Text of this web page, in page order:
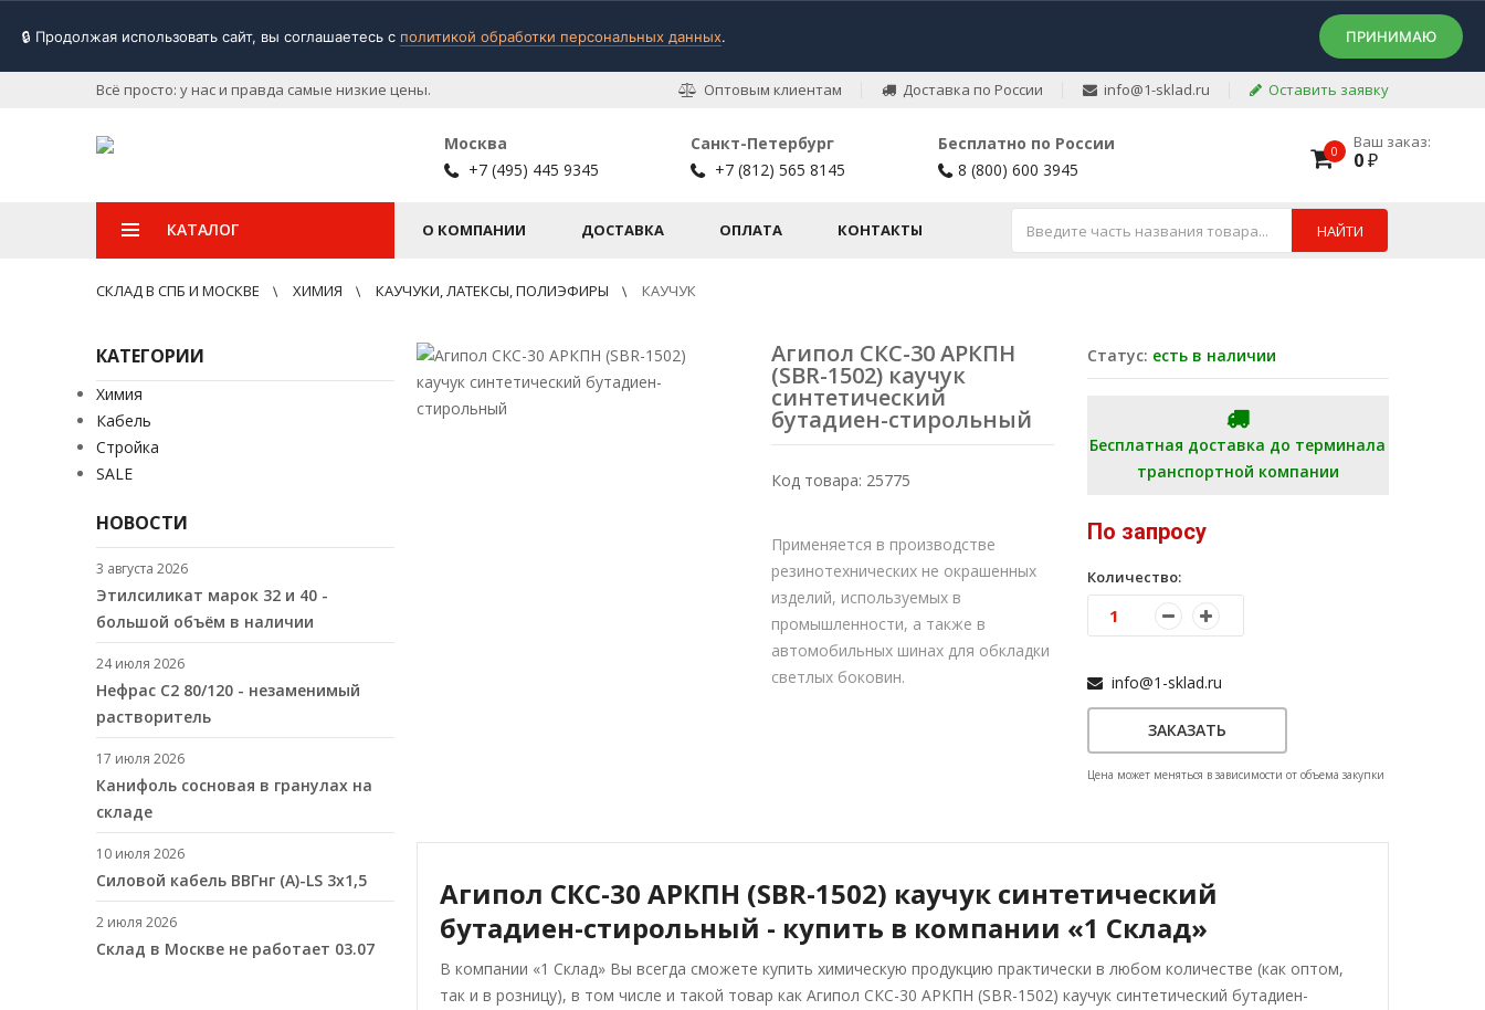
🔒 Продолжая использовать сайт, вы соглашаетесь с политикой обработки персональных данных. ПРИНИМАЮ
Всё просто: у нас и правда самые низкие цены. Оптовым клиентам Доставка по России info@1-sklad.ru Оставить заявку
Москва
+7 (495) 445 9345
Санкт-Петербург
+7 (812) 565 8145
Бесплатно по России
8 (800) 600 3945
0 Ваш заказ:
0₽
КАТАЛОГ О КОМПАНИИ ДОСТАВКА ОПЛАТА КОНТАКТЫ НАЙТИ
СКЛАД В СПБ И МОСКВЕ ХИМИЯ КАУЧУКИ, ЛАТЕКСЫ, ПОЛИЭФИРЫ КАУЧУК
Агипол СКС-30 АРКПН
(SBR-1502) каучук
синтетический
бутадиен-стирольный
Код товара: 25775
Применяется в производстве
резинотехнических не окрашенных
изделий, используемых в
промышленности, а также в
автомобильных шинах для обкладки
светлых боковин.
Статус: есть в наличии
Бесплатная доставка до терминала
транспортной компании
По запросу
Количество:
info@1-sklad.ru
ЗАКАЗАТЬ
Цена может меняться в зависимости от объема закупки
Агипол СКС-30 АРКПН (SBR-1502) каучук синтетический
бутадиен-стирольный - купить в компании «1 Склад»
В компании «1 Склад» Вы всегда сможете купить химическую продукцию практически в любом количестве (как оптом,
так и в розницу), в том числе и такой товар как Агипол СКС-30 АРКПН (SBR-1502) каучук синтетический бутадиен-
КАТЕГОРИИ
Химия
Кабель
Стройка
SALE
НОВОСТИ
3 августа 2026
Этилсиликат марок 32 и 40 -
большой объём в наличии
24 июля 2026
Нефрас С2 80/120 - незаменимый
растворитель
17 июля 2026
Канифоль сосновая в гранулах на
складе
10 июля 2026
Cиловой кабель ВВГнг (A)-LS 3х1,5
2 июля 2026
Склад в Москве не работает 03.07